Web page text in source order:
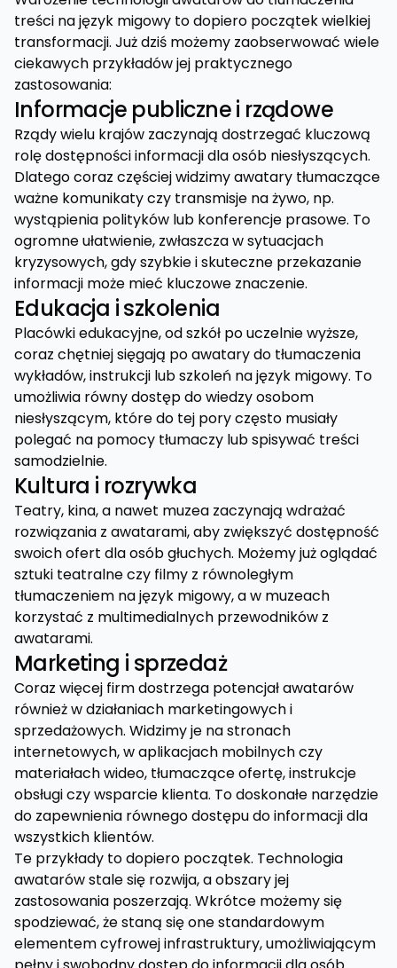
treści na język migowy to dopiero początek wielkiej
transformacji. Już dziś możemy zaobserwować wiele
ciekawych przykładów jej praktycznego
zastosowania:
Informacje publiczne i rządowe
Rządy wielu krajów zaczynają dostrzegać kluczową
rolę dostępności informacji dla osób niesłyszących.
Dlatego coraz częściej widzimy awatary tłumaczące
ważne komunikaty czy transmisje na żywo, np.
wystąpienia polityków lub konferencje prasowe. To
ogromne ułatwienie, zwłaszcza w sytuacjach
kryzysowych, gdy szybkie i skuteczne przekazanie
informacji może mieć kluczowe znaczenie.
Edukacja i szkolenia
Placówki edukacyjne, od szkół po uczelnie wyższe,
coraz chętniej sięgają po awatary do tłumaczenia
wykładów, instrukcji lub szkoleń na język migowy. To
umożliwia równy dostęp do wiedzy osobom
niesłyszącym, które do tej pory często musiały
polegać na pomocy tłumaczy lub spisywać treści
samodzielnie.
Kultura i rozrywka
Teatry, kina, a nawet muzea zaczynają wdrażać
rozwiązania z awatarami, aby zwiększyć dostępność
swoich ofert dla osób głuchych. Możemy już oglądać
sztuki teatralne czy filmy z równoległym
tłumaczeniem na język migowy, a w muzeach
korzystać z multimedialnych przewodników z
awatarami.
Marketing i sprzedaż
Coraz więcej firm dostrzega potencjał awatarów
również w działaniach marketingowych i
sprzedażowych. Widzimy je na stronach
internetowych, w aplikacjach mobilnych czy
materiałach wideo, tłumaczące ofertę, instrukcje
obsługi czy wsparcie klienta. To doskonałe narzędzie
do zapewnienia równego dostępu do informacji dla
wszystkich klientów.
Te przykłady to dopiero początek. Technologia
awatarów stale się rozwija, a obszary jej
zastosowania poszerzają. Wkrótce możemy się
spodziewać, że staną się one standardowym
elementem cyfrowej infrastruktury, umożliwiającym